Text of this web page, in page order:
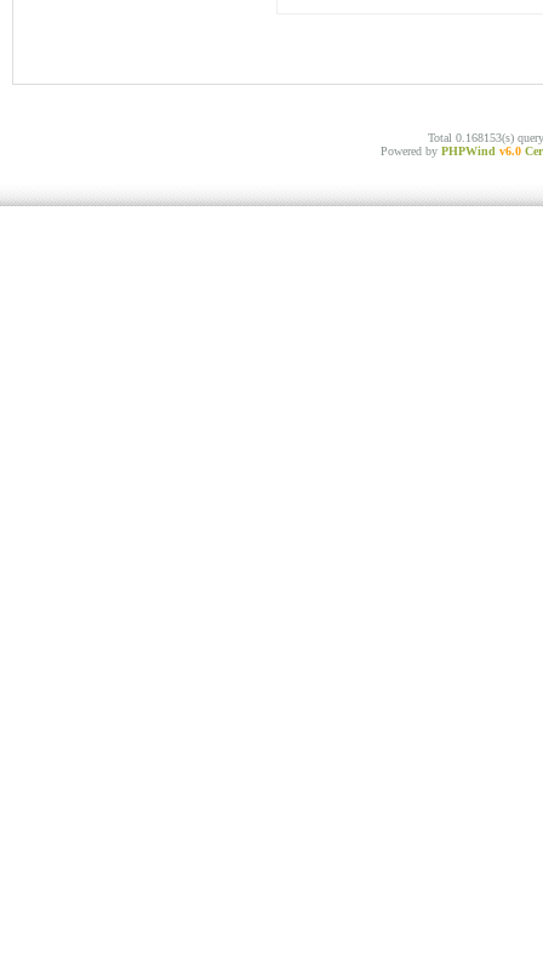
Total 0.168153(s)
Powered by PHPWind v6.0